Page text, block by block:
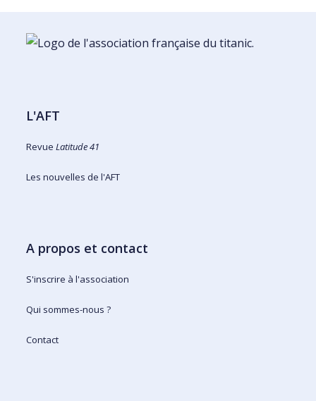
L'AFT
RevueLatitude 41
Les nouvelles de l'AFT
A propos et contact
S'inscrire à l'association
Qui sommes-nous ?
Contact